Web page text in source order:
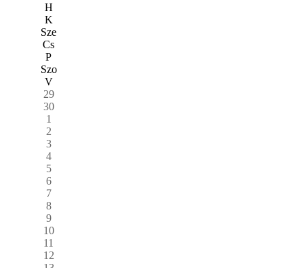
H
K
Sze
Cs
P
Szo
V
29
30
1
2
3
4
5
6
7
8
9
10
11
12